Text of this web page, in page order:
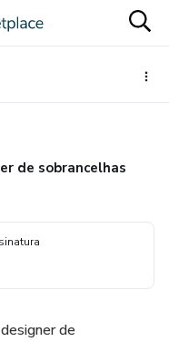
de sobrancelhas
de